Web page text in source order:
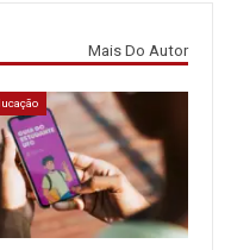
Mais Do Autor